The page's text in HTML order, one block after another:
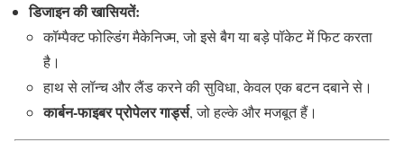
डिजाइन की खासियतें:
कॉम्पैक्ट फोल्डिंग मैकेनिज्म, जो इसे बैग या बड़े पॉकेट में फिट करता
है।
हाथ से लॉन्च और लैंड करने की सुविधा, केवल एक बटन दबाने से।
कार्बन-फाइबर प्रोपेलर गार्ड्स, जो हल्के और मजबूत हैं।